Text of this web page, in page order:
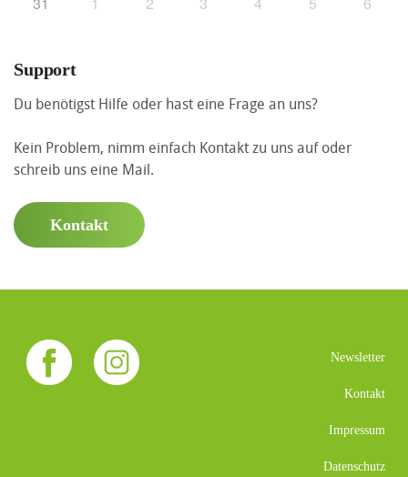
Support
Du benötigst Hilfe oder hast eine Frage an uns?
Kein Problem, nimm einfach Kontakt zu uns auf oder
schreib uns eine Mail.
Kontakt
Newsletter
Kontakt
Impressum
Datenschutz